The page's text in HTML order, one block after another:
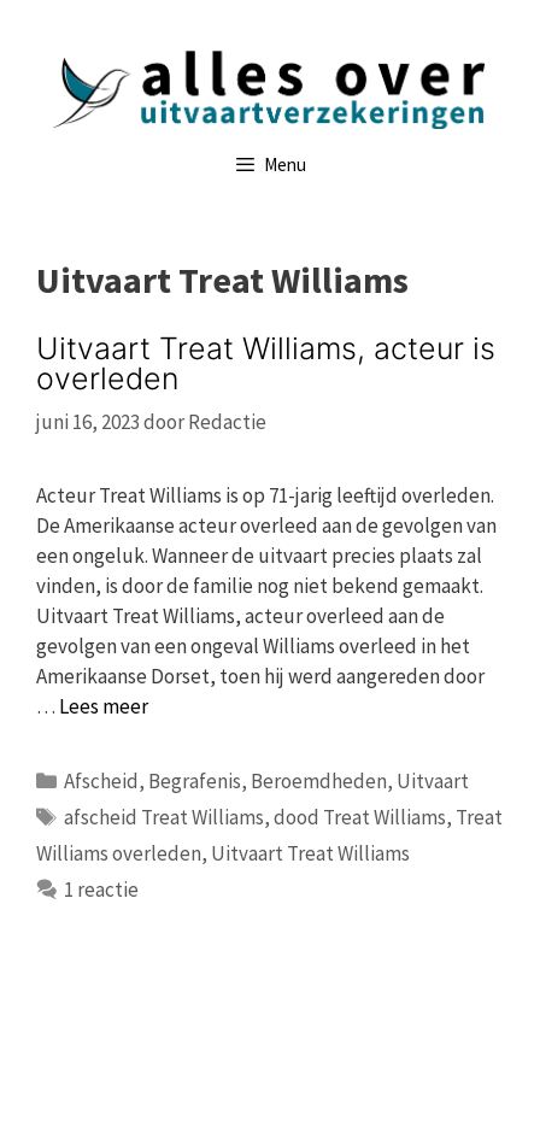
Menu
Uitvaart Treat Williams
Uitvaart Treat Williams, acteur is
overleden
juni 16, 2023doorRedactie
Acteur Treat Williams is op 71-jarig leeftijd overleden.
De Amerikaanse acteur overleed aan de gevolgen van
een ongeluk. Wanneer de uitvaart precies plaats zal
vinden, is door de familie nog niet bekend gemaakt.
Uitvaart Treat Williams, acteur overleed aan de
gevolgen van een ongeval Williams overleed in het
Amerikaanse Dorset, toen hij werd aangereden door
… Lees meer
Categorieën
Afscheid, Begrafenis, Beroemdheden, Uitvaart
Tags
afscheid Treat Williams,dood Treat Williams, Treat
Williams overleden, Uitvaart Treat Williams
1 reactie